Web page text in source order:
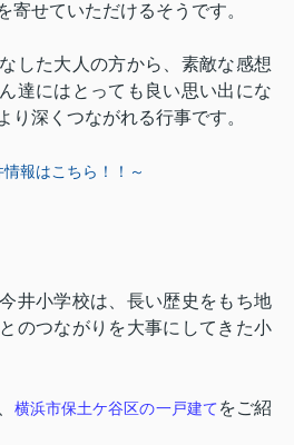
寄せていただけるそうです。
した大人の方から、素敵な感想
達にはとっても良い思い出にな
り深くつながれる行事です。
報はこちら！！～
井小学校は、長い歴史をもち地
のつながりを大事にしてきた小
横浜市保土ケ谷区の一戸建てをご紹